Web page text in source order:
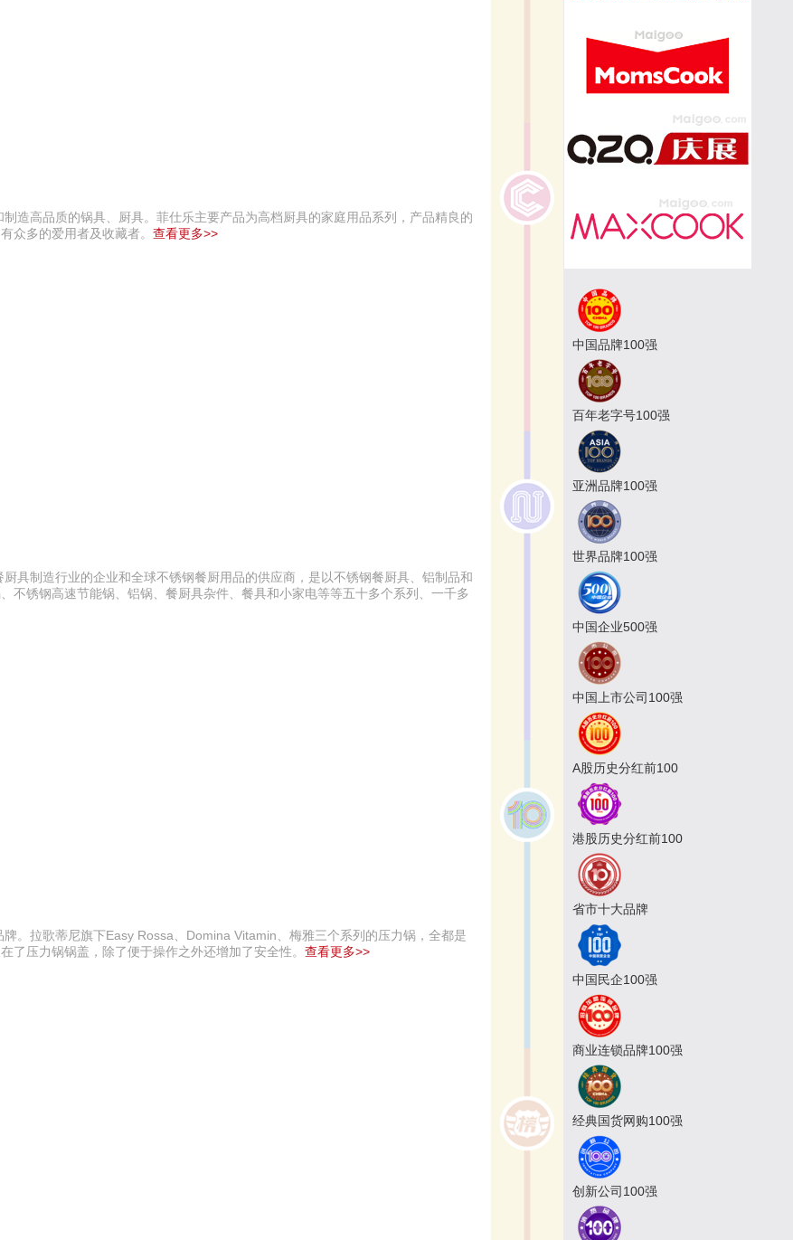
造高品质的锅具、厨具。菲仕乐主要产品为高档厨具的家庭用品系列，产品精良的
众多的爱用者及收藏者。 查看更多>>
具制造行业的企业和全球不锈钢餐厨用品的供应商，是以不锈钢餐厨具、铝制品和
不锈钢高速节能锅、铝锅、餐厨具杂件、餐具和小家电等等五十多个系列、一千多
。拉歌蒂尼旗下Easy Rossa、Domina Vitamin、梅雅三个系列的压力锅，全都是
了压力锅锅盖，除了便于操作之外还增加了安全性。 查看更多>>
中国品牌100强
百年老字号100强
亚洲品牌100强
世界品牌100强
中国企业500强
中国上市公司100强
A股历史分红前100
港股历史分红前100
省市十大品牌
中国民企100强
商业连锁品牌100强
经典国货网购100强
创新公司100强